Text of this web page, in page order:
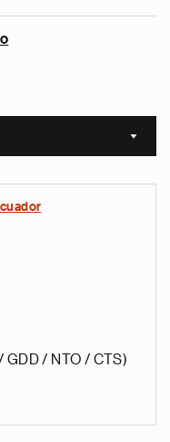
Sort
GDD / NTO / CTS)